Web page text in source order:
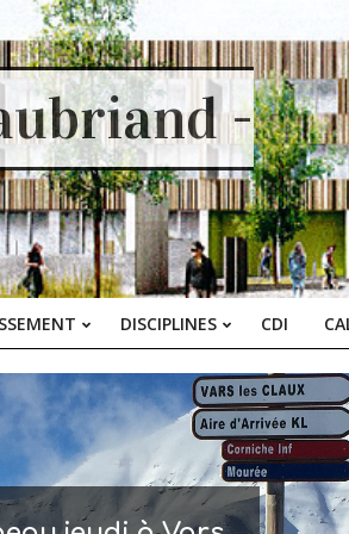
-
Primary
Navigation
Menu
DISCIPLINES CDI